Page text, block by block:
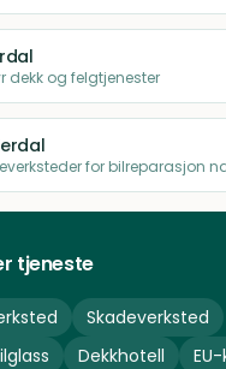
dekk og felgtjenester
for bilreparasjon
tjeneste
Skadeverksted
Dekkhotell